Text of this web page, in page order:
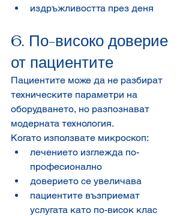
издръжливостта през деня
6. По-високо доверие
от пациентите
Пациентите може да не разбират
техническите параметри на
оборудването, но разпознават
модерната технология.
Когато използвате микроскоп:
лечението изглежда по-
професионално
доверието се увеличава
пациентите възприемат
услугата като по-висок клас